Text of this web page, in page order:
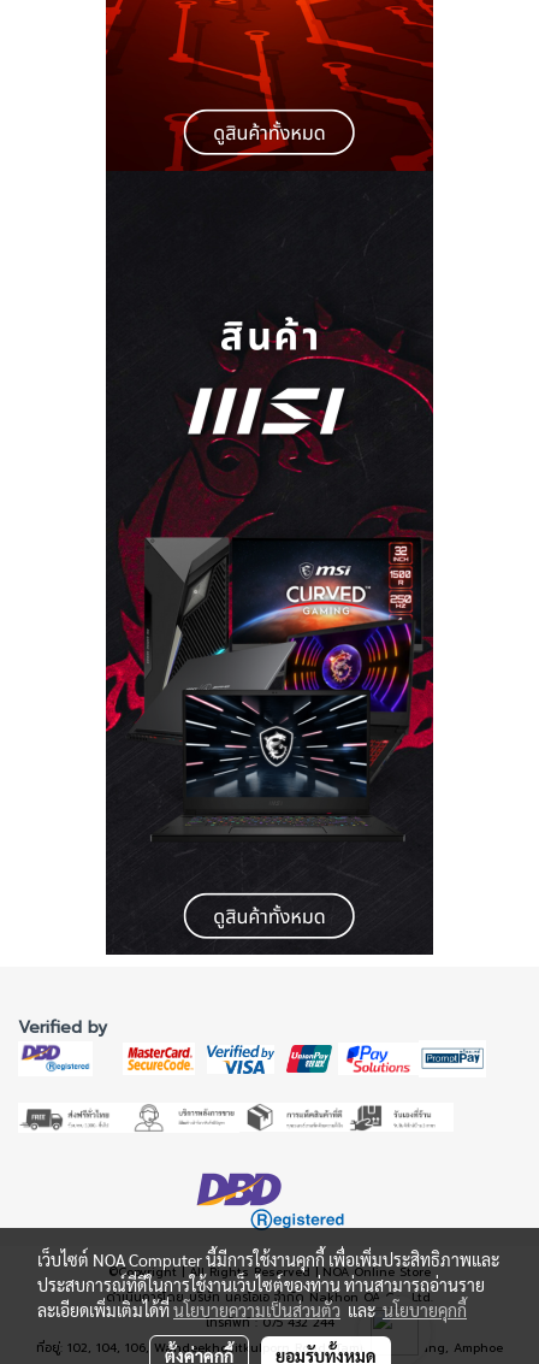
Verified by
©Copyright | All Rights Reserved | NOA Online Store
ดำเนินการโดย บริษัท นครโอเอ จำกัด Nakhon OA Co., Ltd.
โทรศัพท์ : 075 432 244
ที่อยู่: 102, 104, 106, Wandeekhositkulporn Road, Tambon Naimung, Amphoe
เว็บไซต์ NOA Computer นี้มีการใช้งานคุกกี้ เพื่อเพิ่มประสิทธิภาพและ
ประสบการณ์ที่ดีในการใช้งานเว็บไซต์ของท่าน ท่านสามารถอ่านราย
ละเอียดเพิ่มเติมได้ที่นโยบายความเป็นส่วนตัว และ นโยบายคุกกี้
ตั้งค่าคุกกี้ ยอมรับทั้งหมด